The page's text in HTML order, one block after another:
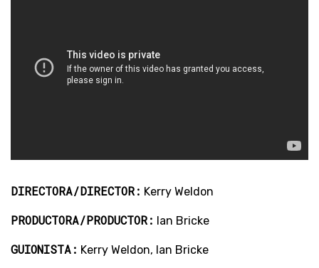
DIRECTORA/DIRECTOR: Kerry Weldon
PRODUCTORA/PRODUCTOR: Ian Bricke
GUIONISTA: Kerry Weldon, Ian Bricke